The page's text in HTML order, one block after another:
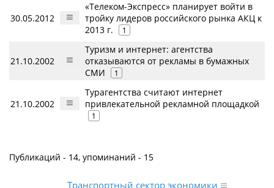
30.05.2012
«Телеком-Экспресс» планирует войти в
тройку лидеров российского рынка АКЦ к
2013 г.
1
21.10.2002
Туризм и интернет: агентства
отказываются от рекламы в бумажных
СМИ
1
21.10.2002
Турагентства считают интернет
привлекательной рекламной площадкой
1
Публикаций - 14, упоминаний - 15
Транспортный сектор экономики